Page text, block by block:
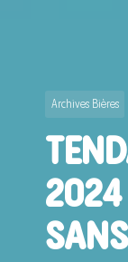
Archives Bières
2024